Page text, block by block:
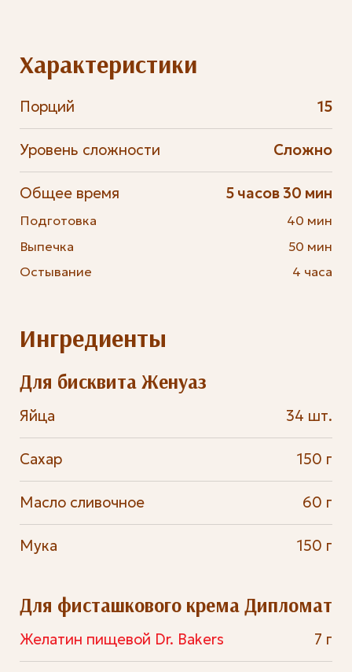
Характеристики
Порций 15
Уровень сложности Сложно
Общее время
Подготовка
Выпечка
Остывание
5 часов 30 мин
40 мин
50 мин
4 часа
Ингредиенты
Для бисквита Женуаз
Яйца 34 шт.
Сахар 150 г
Масло сливочное 60 г
Мука 150 г
Для фисташкового крема Дипломат
Желатин пищевой Dr. Bakers 7 г